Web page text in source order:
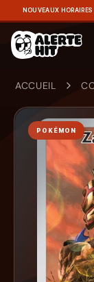
NOUVEAUX
ACCUEIL
POKÉMON